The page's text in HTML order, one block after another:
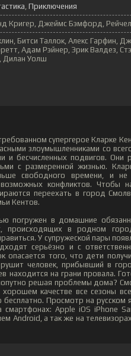
Приключения
Кригер, Джеймс Бэмфорд, Рейчел
Битси Таллок, Алекс Гарфин,
Адам Рэйнер, Эрик Валдез,
Дилан Уолш
супергерое Кларке
злоумышленниками со
и бесчисленных подвигов. Они
с размеренной жизнью.
свободного времени, и не
конфликтов. Чтобы
переехать в город
Кентов.
погружен в домашние
происходящих в родном
У супружеской пары
серьёзно и с
того, что дети
человек, прибывший в
находится на грани провала.
решая проблемы дома?
качестве все сезоны
Просмотр на русском
Apple iOS iPhone
Android, а так же на